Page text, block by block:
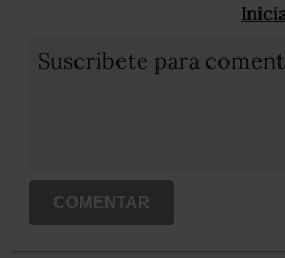
Suscribete para
COMENTAR